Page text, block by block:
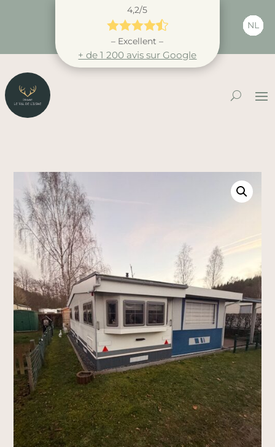
4,2/5

– Excellent –
+ de 1 200 avis sur Google
NL